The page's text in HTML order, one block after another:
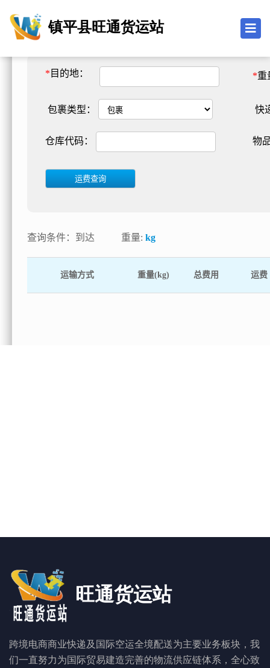
镇平县旺通货运站
旺通货运站
跨境电商商业快递及国际空运全境配送为主要业务板块，我
们一直努力为国际贸易建造完善的物流供应链体系，全心致